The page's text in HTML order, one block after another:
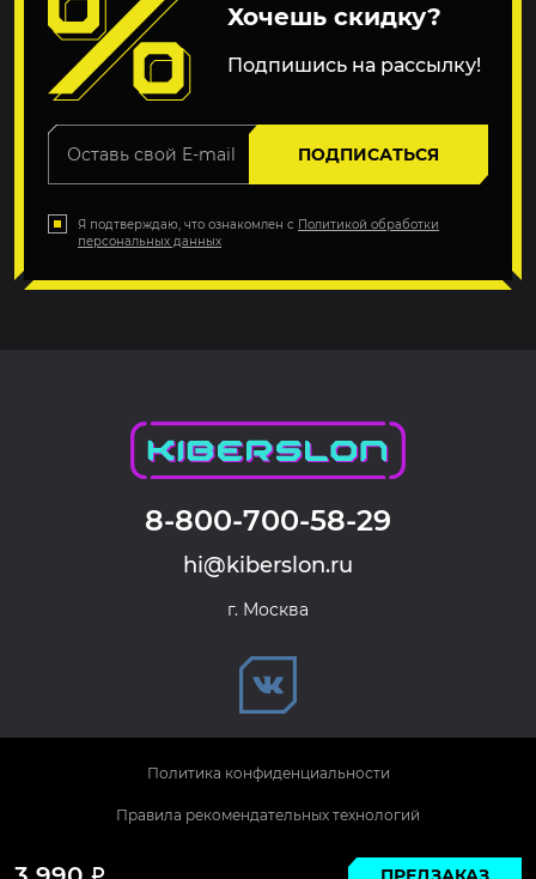
Р
Хочешь скидку?
Подпишись на рассылку!
ПОДПИСАТЬСЯ
Я подтверждаю, что ознакомлен с Политикой обработки
персональных данных
8-800-700-58-29
hi@kiberslon.ru
г. Москва
© 2026 KIBERSLON. Все права защищены.
Политика конфиденциальности
Правила рекомендательных технологий